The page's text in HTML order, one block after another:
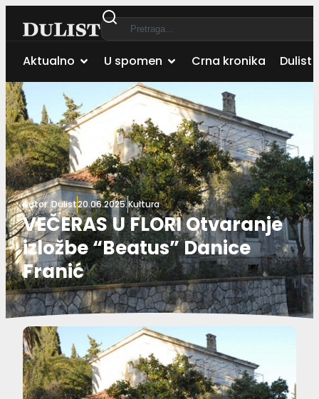
Aktualno U spomen Crna kronika Dulist
Autor:Dulist20.06.2025.Kultura
VEČERAS U FLORI Otvaranje
izložbe “Beatus” Danice
Franić